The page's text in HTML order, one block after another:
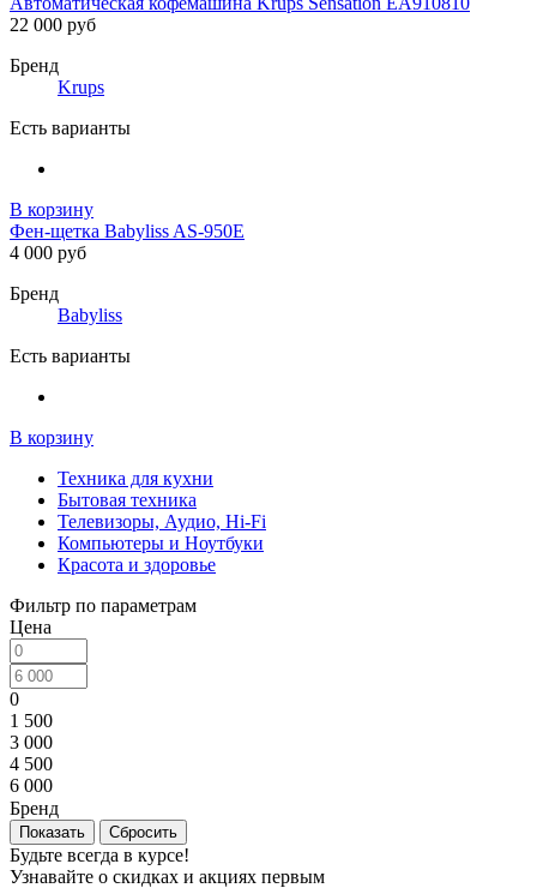
22 000 руб
Бренд
Krups
Есть варианты
В корзину
Фен-щетка Babyliss AS-950E
4 000 руб
Бренд
Babyliss
Есть варианты
В корзину
Техника для кухни
Бытовая техника
Телевизоры, Аудио, Hi-Fi
Компьютеры и Ноутбуки
Красота и здоровье
Фильтр по параметрам
Цена
0
1 500
3 000
4 500
6 000
Бренд
Сбросить
Будьте всегда в курсе!
Узнавайте о скидках и акциях первым